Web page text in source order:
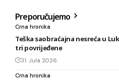
Preporučujemo
Crna hronika
Teška saobraćajna nesreća u
tri povrijeđene
31. Jula 2026.
Crna hronika